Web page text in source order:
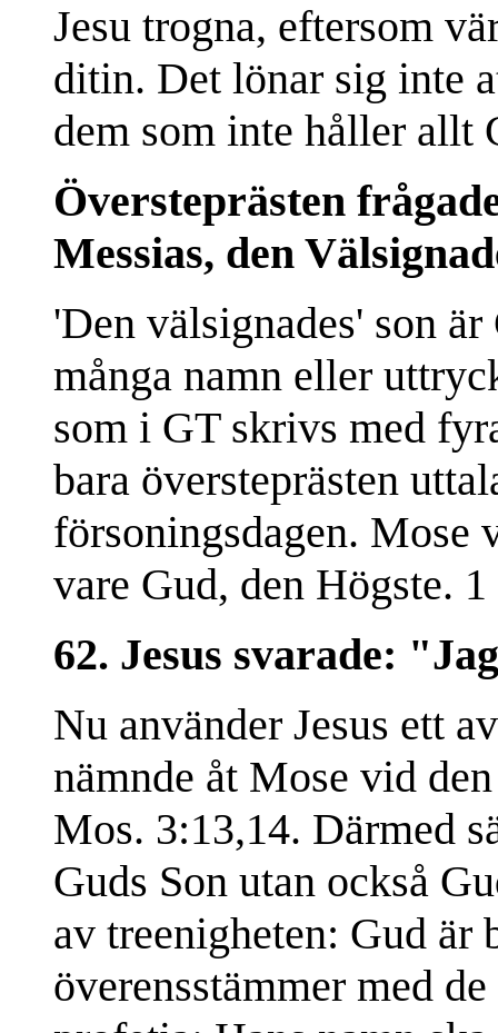
Jesu trogna, eftersom
ditin. Det lönar sig inte
dem som inte håller allt
Översteprästen
Messias, den
'Den välsignades' son
många namn eller
som i GT skrivs med
bara översteprästen
försoningsdagen. Mose
vare Gud, den Högste.
62. Jesus svarade:
Nu använder Jesus ett
nämnde åt Mose vid
Mos. 3:13,14. Därmed
Guds Son utan också
av treenigheten: Gud är
överensstämmer med